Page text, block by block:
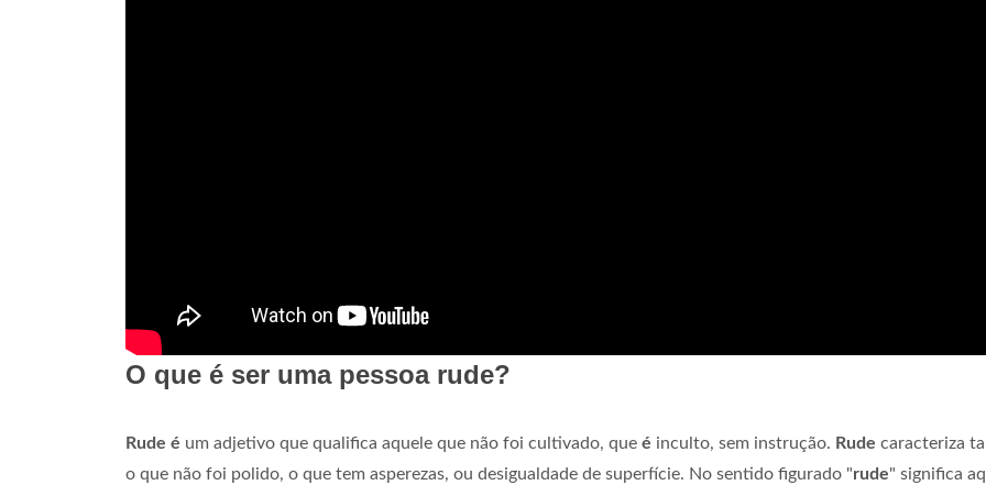
O que é ser uma pessoa rude?
Rude é um adjetivo que qualifica aquele que não foi cultivado, que é inculto, sem instrução. Rude caracteriza
o que não foi polido, o que tem asperezas, ou desigualdade de superfície. No sentido figurado "rude" significa